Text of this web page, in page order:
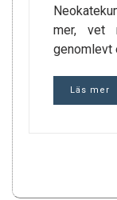
mer, vet
genomlevt
Läs mer